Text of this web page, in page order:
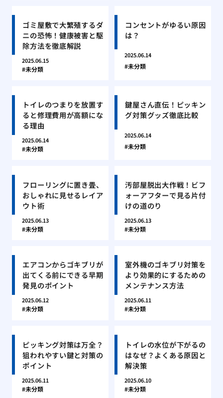
ゴミ屋敷で大繁殖するダ
ニの恐怖！健康被害と駆
除方法を徹底解説
2025.06.15
未分類
コンセントがゆるい原因
は？
2025.06.14
未分類
トイレのつまりを放置す
ると修理費用が高額にな
る理由
2025.06.14
未分類
鍵屋さん直伝！ピッキン
グ対策グッズ徹底比較
2025.06.14
未分類
フローリングに置き畳、
おしゃれに見せるレイア
ウト術
2025.06.13
未分類
汚部屋脱出大作戦！ビフ
ォーアフターで見る片付
けの道のり
2025.06.13
未分類
エアコンからゴキブリが
出てくる前にできる早期
発見のポイント
2025.06.12
未分類
室外機のゴキブリ対策を
より効果的にするための
メンテナンス方法
2025.06.11
未分類
ピッキング対策は万全？
狙われやすい鍵と対策の
ポイント
2025.06.11
未分類
トイレの水位が下がるの
はなぜ？よくある原因と
解決策
2025.06.10
未分類